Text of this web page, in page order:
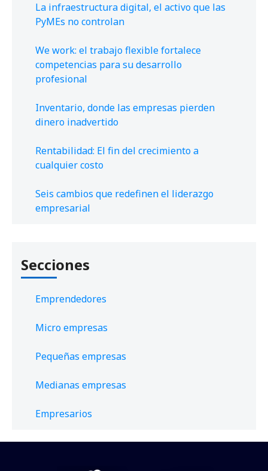
La infraestructura digital, el activo que las
PyMEs no controlan
We work: el trabajo flexible fortalece
competencias para su desarrollo
profesional
Inventario, donde las empresas pierden
dinero inadvertido
Rentabilidad: El fin del crecimiento a
cualquier costo
Seis cambios que redefinen el liderazgo
empresarial
Secciones
Emprendedores
Micro empresas
Pequeñas empresas
Medianas empresas
Empresarios